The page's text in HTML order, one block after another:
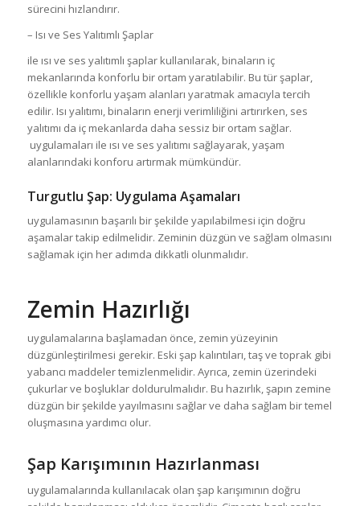
sürecini hızlandırır.
– Isı ve Ses Yalıtımlı Şaplar
ile ısı ve ses yalıtımlı şaplar kullanılarak, binaların iç
mekanlarında konforlu bir ortam yaratılabilir. Bu tür şaplar,
özellikle konforlu yaşam alanları yaratmak amacıyla tercih
edilir. Isı yalıtımı, binaların enerji verimliliğini artırırken, ses
yalıtımı da iç mekanlarda daha sessiz bir ortam sağlar.
uygulamaları ile ısı ve ses yalıtımı sağlayarak, yaşam
alanlarındaki konforu artırmak mümkündür.
Turgutlu Şap: Uygulama Aşamaları
uygulamasının başarılı bir şekilde yapılabilmesi için doğru
aşamalar takip edilmelidir. Zeminin düzgün ve sağlam olmasını
sağlamak için her adımda dikkatli olunmalıdır.
Zemin Hazırlığı
uygulamalarına başlamadan önce, zemin yüzeyinin
düzgünleştirilmesi gerekir. Eski şap kalıntıları, taş ve toprak gibi
yabancı maddeler temizlenmelidir. Ayrıca, zemin üzerindeki
çukurlar ve boşluklar doldurulmalıdır. Bu hazırlık, şapın zemine
düzgün bir şekilde yayılmasını sağlar ve daha sağlam bir temel
oluşmasına yardımcı olur.
Şap Karışımının Hazırlanması
uygulamalarında kullanılacak olan şap karışımının doğru